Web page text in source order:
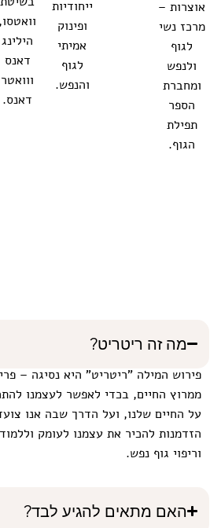
אוצרות –
מרכז נשי
לגוף
ולנפש
ומחברת
הספר
תפילת
הגוף.
ייחודיות
ופינוק
אמיתי
לגוף
והנפש.
וואטסו,
הילינג
דאנס
ווואטר
דאנס.
מה זה ריטריט?
פירוש המילה "ריטריט" היא נסיגה –
ממרוץ החיים, בכדי לאפשר לעצמנו
על החיים שלנו, ועל הדרך שבה אנו
הזדמנות להכיר את עצמנו לעומק
וריפוי גוף נפש.
האם מתאים להגיע לבד?